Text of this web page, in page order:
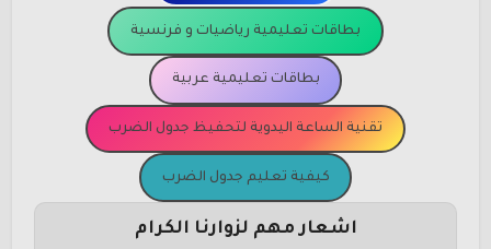
بطاقات تعليمية رياضيات و فرنسية
بطاقات تعليمية عربية
تقنية الساعة اليدوية لتحفيظ جدول الضرب
كيفية تعليم جدول الضرب
اشعار مهم لزوارنا الكرام